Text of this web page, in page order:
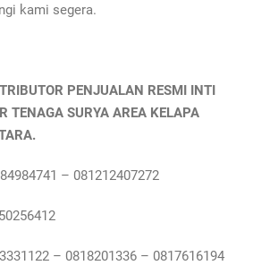
kami segera.
PENJUALAN RESMI INTI
TENAGA SURYA AREA KELAPA
– 081212407272
– 0818201336 – 0817616194